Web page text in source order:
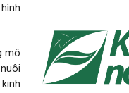
mô
nuôi